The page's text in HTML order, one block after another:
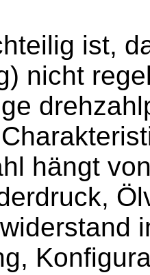
ist,
nicht
hängt